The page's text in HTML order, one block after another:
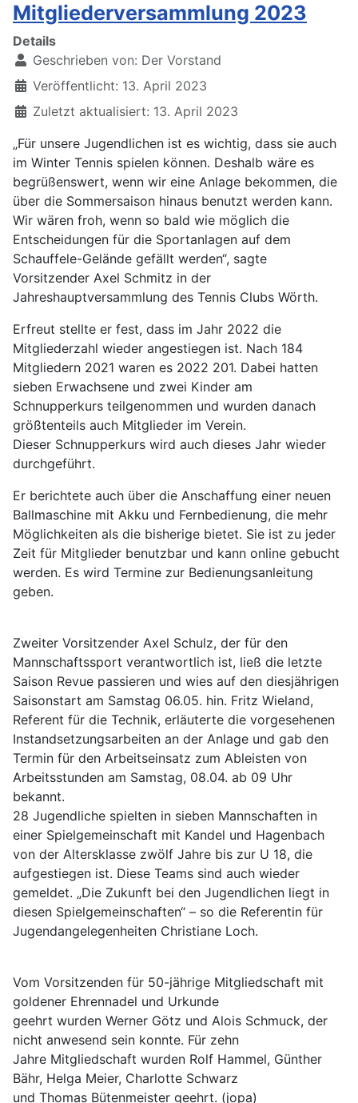
Mitgliederversammlung 2023
Details
Geschrieben von: Der Vorstand
Veröffentlicht: 13. April 2023
Zuletzt aktualisiert: 13. April 2023
„Für unsere Jugendlichen ist es wichtig, dass sie auch
im Winter Tennis spielen können. Deshalb wäre es
begrüßenswert, wenn wir eine Anlage bekommen, die
über die Sommersaison hinaus benutzt werden kann.
Wir wären froh, wenn so bald wie möglich die
Entscheidungen für die Sportanlagen auf dem
Schauffele-Gelände gefällt werden“, sagte
Vorsitzender Axel Schmitz in der
Jahreshauptversammlung des Tennis Clubs Wörth.
Erfreut stellte er fest, dass im Jahr 2022 die
Mitgliederzahl wieder angestiegen ist. Nach 184
Mitgliedern 2021 waren es 2022 201. Dabei hatten
sieben Erwachsene und zwei Kinder am
Schnupperkurs teilgenommen und wurden danach
größtenteils auch Mitglieder im Verein.
Dieser Schnupperkurs wird auch dieses Jahr wieder
durchgeführt.
Er berichtete auch über die Anschaffung einer neuen
Ballmaschine mit Akku und Fernbedienung, die mehr
Möglichkeiten als die bisherige bietet. Sie ist zu jeder
Zeit für Mitglieder benutzbar und kann online gebucht
werden. Es wird Termine zur Bedienungsanleitung
geben.
Zweiter Vorsitzender Axel Schulz, der für den
Mannschaftssport verantwortlich ist, ließ die letzte
Saison Revue passieren und wies auf den diesjährigen
Saisonstart am Samstag 06.05. hin. Fritz Wieland,
Referent für die Technik, erläuterte die vorgesehenen
Instandsetzungsarbeiten an der Anlage und gab den
Termin für den Arbeitseinsatz zum Ableisten von
Arbeitsstunden am Samstag, 08.04. ab 09 Uhr
bekannt.
28 Jugendliche spielten in sieben Mannschaften in
einer Spielgemeinschaft mit Kandel und Hagenbach
von der Altersklasse zwölf Jahre bis zur U 18, die
aufgestiegen ist. Diese Teams sind auch wieder
gemeldet. „Die Zukunft bei den Jugendlichen liegt in
diesen Spielgemeinschaften“ – so die Referentin für
Jugendangelegenheiten Christiane Loch.
Vom Vorsitzenden für 50-jährige Mitgliedschaft mit
goldener Ehrennadel und Urkunde
geehrt wurden Werner Götz und Alois Schmuck, der
nicht anwesend sein konnte. Für zehn
Jahre Mitgliedschaft wurden Rolf Hammel, Günther
Bähr, Helga Meier, Charlotte Schwarz
und Thomas Bütenmeister geehrt. (jopa)